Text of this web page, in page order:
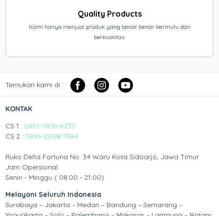
Quality Products
Kami hanya menjual produk yang benar benar bermutu dan
berkualitas.
Temukan kami di :
KONTAK
CS 1 : 0851-5836-4233
CS 2 : 0895-2008-7584
Ruko Delta Fortuna No. 34 Waru Kota Sidoarjo, Jawa Timur
Jam Opersional:
Senin - Minggu ( 08:00 - 21:00)
Melayani Seluruh Indonesia
Surabaya – Jakarta – Medan – Bandung – Semarang –